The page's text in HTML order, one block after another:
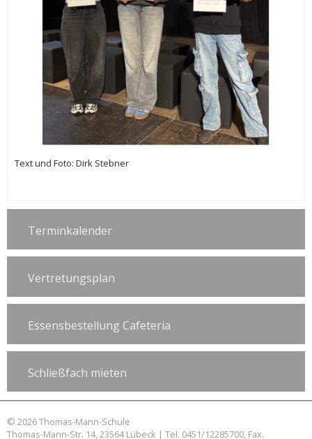
Text und Foto: Dirk Stebner
Terminkalender
Vertretungsplan
Essensbestellung Cafeteria
Schließfach mieten
© 2026 Thomas-Mann-Schule
Thomas-Mann-Str. 14, 23564 Lübeck | Tel. 0451/12285700, Fax.